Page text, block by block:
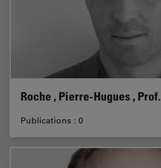
Roche , Pierre-Hugues , Prof.
Publications : 0